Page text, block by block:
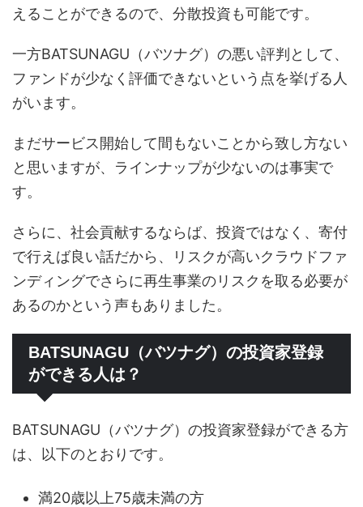
えることができるので、分散投資も可能です。
一方BATSUNAGU（バツナグ）の悪い評判として、
ファンドが少なく評価できないという点を挙げる人
がいます。
まだサービス開始して間もないことから致し方ない
と思いますが、ラインナップが少ないのは事実で
す。
さらに、社会貢献するならば、投資ではなく、寄付
で行えば良い話だから、リスクが高いクラウドファ
ンディングでさらに再生事業のリスクを取る必要が
あるのかという声もありました。
BATSUNAGU（バツナグ）の投資家登録
ができる人は？
BATSUNAGU（バツナグ）の投資家登録ができる方
は、以下のとおりです。
満20歳以上75歳未満の方